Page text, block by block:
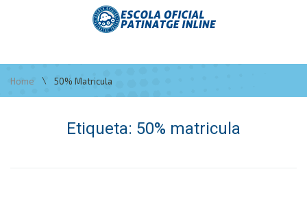
Home \ 50% Matricula
Etiqueta: 50% matricula